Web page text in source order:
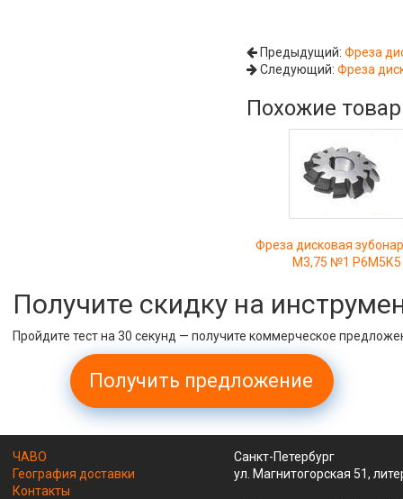
Предыдущий:Фреза
Следующий:Фреза
Похожие
Фреза дисковая
М3,75 №1 Р6М5К5
Получите скидку на
Пройдите тест на 30 секунд — получите коммерческое
Получить предложение
ЧАВО
География доставки
Контакты
Санкт-Петербург
ул. Магнитогорская 51,